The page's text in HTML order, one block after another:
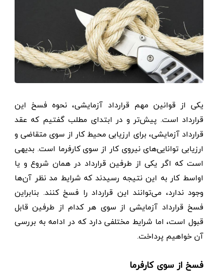
یکی از قوانین مهم قرارداد آزمایشی، نحوه فسخ این
قرارداد است. پیش‌تر و در ابتدای مطلب گفتیم که عقد
قرارداد آزمایشی، برای ارزیابی محیط کار از سوی متقاضی و
ارزیابی توانایی‌های نیروی کار از سوی کارفرما است. بدیهی
است که اگر یکی از طرفین قرارداد در همان شروع و یا
اواسط کار به این نتیجه رسیدند که شرایط مد نظر آن‌ها
وجود ندارد، می‌توانند این قرارداد را فسخ کنند. بنابراین
فسخ قرارداد آزمایشی از سوی هر کدام از طرفین قابل
قبول است، اما شرایط مختلفی دارد که در ادامه به بررسی
آن خواهیم پرداخت.
فسخ از سوی کارفرما